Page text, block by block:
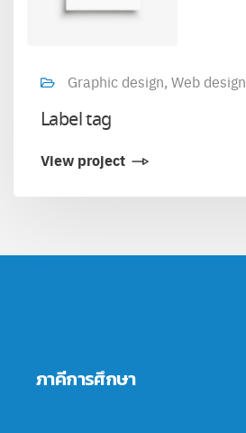
Graphic design, Web design
Label tag
View project
ภาคีการศึกษา